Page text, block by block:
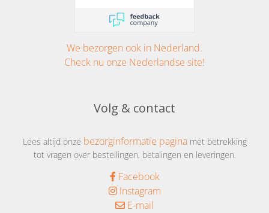
We bezorgen ook in Nederland.
Check nu onze Nederlandse site!
Volg & contact
Lees altijd onze bezorginformatie paginamet betrekking
tot vragen over bestellingen, betalingen en leveringen.
Facebook
Instagram
E-mail